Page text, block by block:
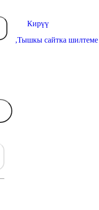
Кирүү
,Тышкы сайтка шилтеме